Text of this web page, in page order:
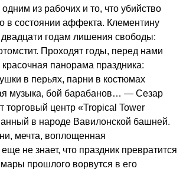
из рабочих и то, что убийство
в состоянии аффекта. Клементину
двадцати годам лишения свободы:
Проходят годы, перед нами
красочная панорама праздника:
в перьях, парни в костюмах
музыка, бой барабанов… — Сезар
торговый центр «Tropical Tower
в народе Вавилонской башней.
мечта, воплощенная
не знает, что праздник превратится
прошлого ворвутся в его